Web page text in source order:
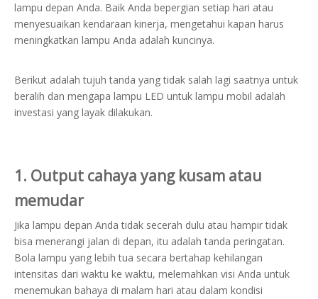
lampu depan Anda. Baik Anda bepergian setiap hari atau
menyesuaikan kendaraan kinerja, mengetahui kapan harus
meningkatkan lampu Anda adalah kuncinya.
Berikut adalah tujuh tanda yang tidak salah lagi saatnya untuk
beralih dan mengapa lampu LED untuk lampu mobil adalah
investasi yang layak dilakukan.
1. Output cahaya yang kusam atau
memudar
Jika lampu depan Anda tidak secerah dulu atau hampir tidak
bisa menerangi jalan di depan, itu adalah tanda peringatan.
Bola lampu yang lebih tua secara bertahap kehilangan
intensitas dari waktu ke waktu, melemahkan visi Anda untuk
menemukan bahaya di malam hari atau dalam kondisi